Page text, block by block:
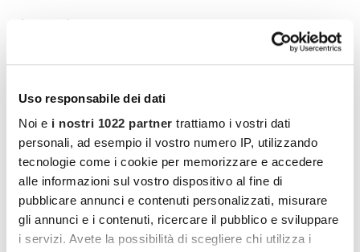
Uso responsabile dei dati
Noi e i nostri 1022 partner trattiamo i vostri dati
personali, ad esempio il vostro numero IP, utilizzando
tecnologie come i cookie per memorizzare e accedere
alle informazioni sul vostro dispositivo al fine di
pubblicare annunci e contenuti personalizzati, misurare
gli annunci e i contenuti, ricercare il pubblico e sviluppare
i servizi. Avete la possibilità di scegliere chi utilizza i
I grassi
I grassi sono mediamente criminalizzati perché
oltre a rappresentare un attentato per la linea.
In realtà occorre sempre distinguere tra grassi
buoni e grassi cattivi e quindi saper scegliere
quali assumere in considerazione del fatto che,
a ogni modo, essi sono fondamentali per
mantenere deibuoni livelli di ormoni
necessari ad aumentare la massa muscolare. In